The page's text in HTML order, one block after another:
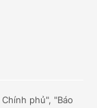
phủ", "Báo